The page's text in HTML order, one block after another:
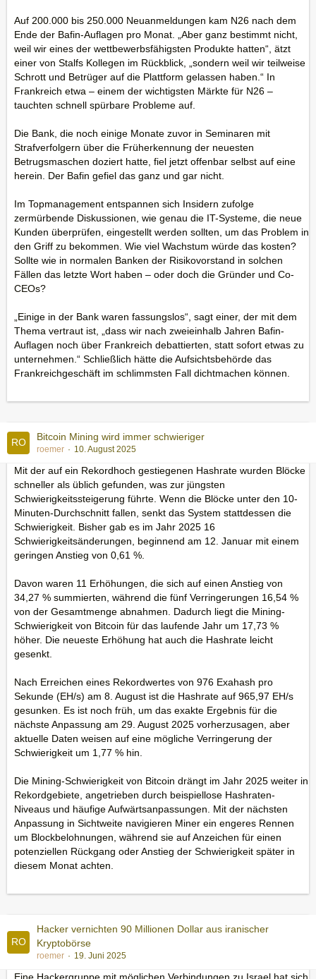
Auf 200.000 bis 250.000 Neuanmeldungen kam N26 nach dem
Ende der Bafin-Auflagen pro Monat. „Aber ganz bestimmt nicht,
weil wir eines der wettbewerbsfähigsten Produkte hatten“, ätzt
einer von Stalfs Kollegen im Rückblick, „sondern weil wir teilweise
Schrott und Betrüger auf die Plattform gelassen haben.“ In
Frankreich etwa – einem der wichtigsten Märkte für N26 –
tauchten schnell spürbare Probleme auf.
Die Bank, die noch einige Monate zuvor in Seminaren mit
Strafverfolgern über die Früherkennung der neuesten
Betrugsmaschen doziert hatte, fiel jetzt offenbar selbst auf eine
herein. Der Bafin gefiel das ganz und gar nicht.
Im Topmanagement entspannen sich Insidern zufolge
zermürbende Diskussionen, wie genau die IT-Systeme, die neue
Kunden überprüfen, eingestellt werden sollten, um das Problem in
den Griff zu bekommen. Wie viel Wachstum würde das kosten?
Sollte wie in normalen Banken der Risikovorstand in solchen
Fällen das letzte Wort haben – oder doch die Gründer und Co-
CEOs?
„Einige in der Bank waren fassungslos“, sagt einer, der mit dem
Thema vertraut ist, „dass wir nach zweieinhalb Jahren Bafin-
Auflagen noch über Frankreich debattierten, statt sofort etwas zu
unternehmen.“ Schließlich hätte die Aufsichtsbehörde das
Frankreichgeschäft im schlimmsten Fall dichtmachen können.
Bitcoin Mining wird immer schwieriger
roemer 10. August 2025
Mit der auf ein Rekordhoch gestiegenen Hashrate wurden Blöcke
schneller als üblich gefunden, was zur jüngsten
Schwierigkeitssteigerung führte. Wenn die Blöcke unter den 10-
Minuten-Durchschnitt fallen, senkt das System stattdessen die
Schwierigkeit. Bisher gab es im Jahr 2025 16
Schwierigkeitsänderungen, beginnend am 12. Januar mit einem
geringen Anstieg von 0,61 %.
Davon waren 11 Erhöhungen, die sich auf einen Anstieg von
34,27 % summierten, während die fünf Verringerungen 16,54 %
von der Gesamtmenge abnahmen. Dadurch liegt die Mining-
Schwierigkeit von Bitcoin für das laufende Jahr um 17,73 %
höher. Die neueste Erhöhung hat auch die Hashrate leicht
gesenkt.
Nach Erreichen eines Rekordwertes von 976 Exahash pro
Sekunde (EH/s) am 8. August ist die Hashrate auf 965,97 EH/s
gesunken. Es ist noch früh, um das exakte Ergebnis für die
nächste Anpassung am 29. August 2025 vorherzusagen, aber
aktuelle Daten weisen auf eine mögliche Verringerung der
Schwierigkeit um 1,77 % hin.
Die Mining-Schwierigkeit von Bitcoin drängt im Jahr 2025 weiter in
Rekordgebiete, angetrieben durch beispiellose Hashraten-
Niveaus und häufige Aufwärtsanpassungen. Mit der nächsten
Anpassung in Sichtweite navigieren Miner ein engeres Rennen
um Blockbelohnungen, während sie auf Anzeichen für einen
potenziellen Rückgang oder Anstieg der Schwierigkeit später in
diesem Monat achten.
Hacker vernichten 90 Millionen Dollar aus iranischer
Kryptobörse
roemer 19. Juni 2025